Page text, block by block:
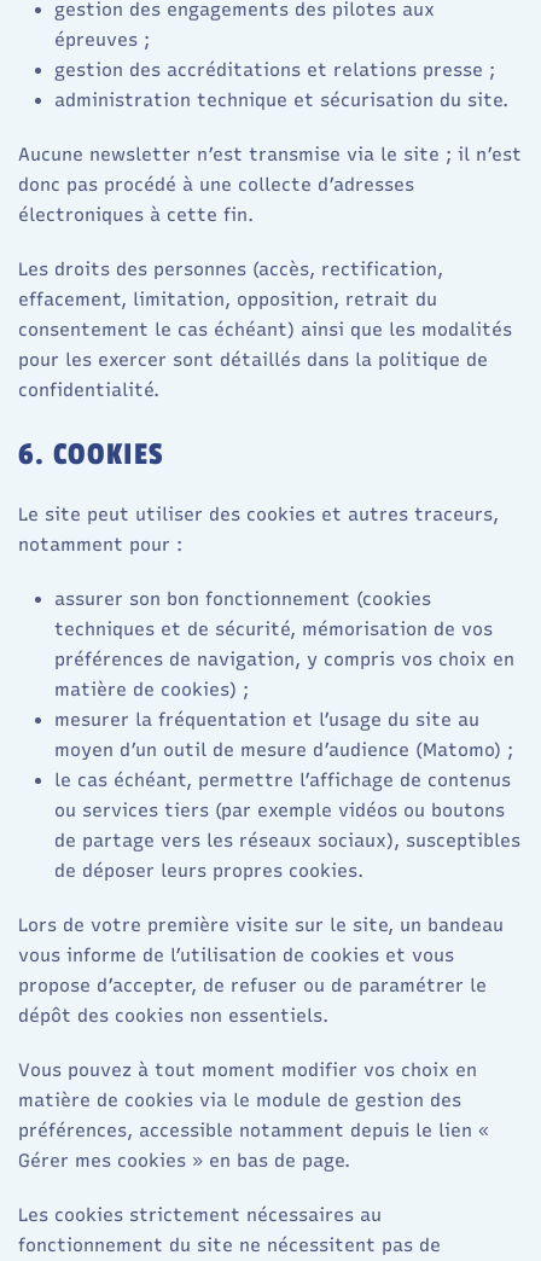
gestion des engagements des pilotes aux
épreuves ;
gestion des accréditations et relations presse ;
administration technique et sécurisation du site.
Aucune newsletter n’est transmise via le site ; il n’est
donc pas procédé à une collecte d’adresses
électroniques à cette fin.
Les droits des personnes (accès, rectification,
effacement, limitation, opposition, retrait du
consentement le cas échéant) ainsi que les modalités
pour les exercer sont détaillés dans la politique de
confidentialité.
6. COOKIES
Le site peut utiliser des cookies et autres traceurs,
notamment pour :
assurer son bon fonctionnement (cookies
techniques et de sécurité, mémorisation de vos
préférences de navigation, y compris vos choix en
matière de cookies) ;
mesurer la fréquentation et l’usage du site au
moyen d’un outil de mesure d’audience (Matomo) ;
le cas échéant, permettre l’affichage de contenus
ou services tiers (par exemple vidéos ou boutons
de partage vers les réseaux sociaux), susceptibles
de déposer leurs propres cookies.
Lors de votre première visite sur le site, un bandeau
vous informe de l’utilisation de cookies et vous
propose d’accepter, de refuser ou de paramétrer le
dépôt des cookies non essentiels.
Vous pouvez à tout moment modifier vos choix en
matière de cookies via le module de gestion des
préférences, accessible notamment depuis le lien «
Gérer mes cookies » en bas de page.
Les cookies strictement nécessaires au
fonctionnement du site ne nécessitent pas de